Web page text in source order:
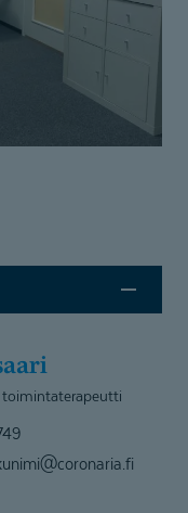
toimintaterapeutti
coronaria.fi